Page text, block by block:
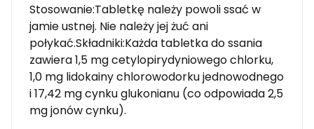
Stosowanie:Tabletkę należy powoli ssać w
jamie ustnej. Nie należy jej żuć ani
połykać.Składniki:Każda tabletka do ssania
zawiera 1,5 mg cetylopirydyniowego chlorku,
1,0 mg lidokainy chlorowodorku jednowodnego
i 17,42 mg cynku glukonianu (co odpowiada 2,5
mg jonów cynku).